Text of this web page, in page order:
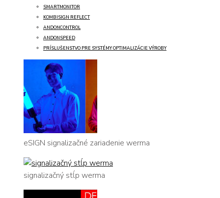
SMARTMONITOR
KOMBISIGN REFLECT
ANDONCONTROL
ANDONSPEED
PRÍSLUŠENSTVO PRE SYSTÉMY OPTIMALIZÁCIE VÝROBY
eSIGN signalizačné zariadenie werma
signalizačný stĺp werma